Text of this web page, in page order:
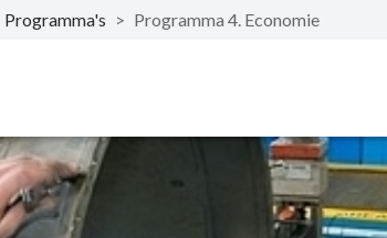
Programma's > Programma 4. Economie